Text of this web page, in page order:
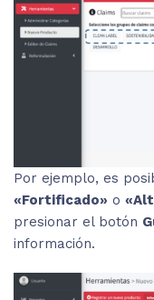
Por ejemplo, es
«Fortificado» o
presionar el botón
información.